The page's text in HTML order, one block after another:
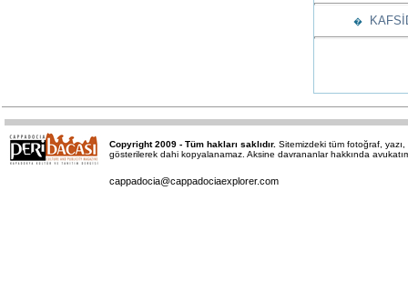
�
Copyright 2009 - Tüm hakları saklıdır. Sitemizdeki tüm fotoğraf,
gösterilerek dahi kopyalanamaz. Aksine davrananlar hakkında
cappadocia@cappadociaexplorer.com